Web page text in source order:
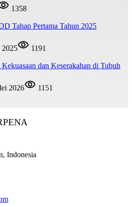
1358
Tahap Pertama Tahun 2025
2025
1191
dan Keserakahan di Tubuh
2026 1151
Indonesia